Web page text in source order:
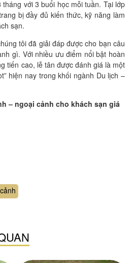
với 3 buổi học mỗi tuần. Tại lớp
bị đầy đủ kiến thức, kỹ năng làm
sạn.
tôi đã giải đáp được cho bạn câu
gì. Với nhiều ưu điểm nổi bật hoàn
tiến cao, lễ tân được đánh giá là một
hiện nay trong khối ngành Du lịch –
– ngoại cảnh cho khách sạn giá